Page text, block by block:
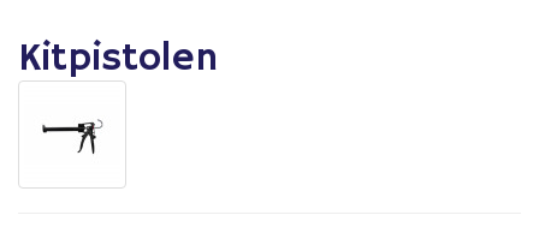
Kitpistolen